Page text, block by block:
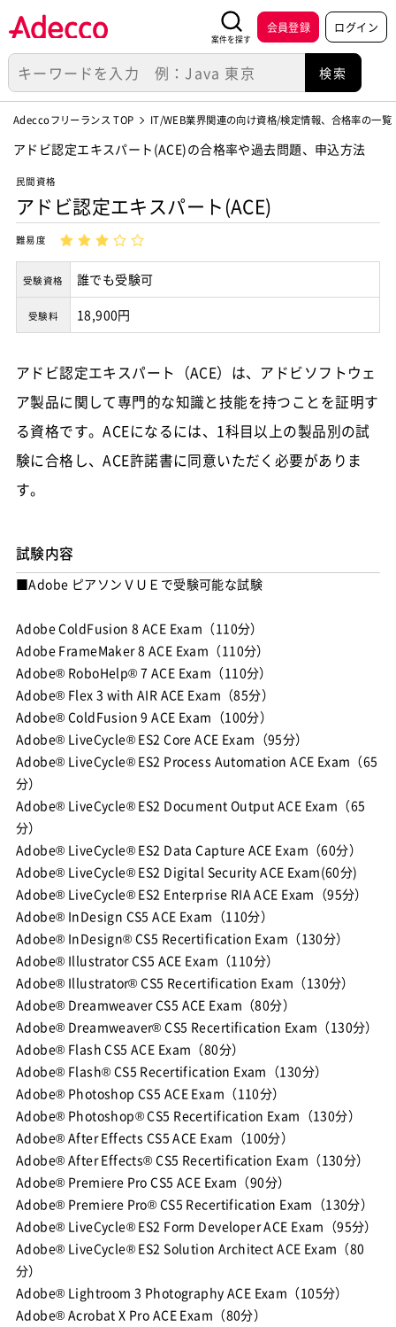
案件を探す
会員登録 ログイン
Adeccoフリーランス TOP IT/WEB業界関連の向け資格/検定情報、合格率の一覧
アドビ認定エキスパート(ACE)の合格率や過去問題、申込方法
民間資格
アドビ認定エキスパート(ACE)
難易度
受験資格 誰でも受験可
受験料 18,900円
アドビ認定エキスパート（ACE）は、アドビソフトウェ
ア製品に関して専門的な知識と技能を持つことを証明す
る資格です。ACEになるには、1科目以上の製品別の試
験に合格し、ACE許諾書に同意いただく必要がありま
す。
試験内容
■Adobe ピアソンＶＵＥで受験可能な試験
Adobe ColdFusion 8 ACE Exam（110分）
Adobe FrameMaker 8 ACE Exam（110分）
Adobe® RoboHelp® 7 ACE Exam（110分）
Adobe® Flex 3 with AIR ACE Exam（85分）
Adobe® ColdFusion 9 ACE Exam（100分）
Adobe® LiveCycle® ES2 Core ACE Exam（95分）
Adobe® LiveCycle® ES2 Process Automation ACE Exam（65
分）
Adobe® LiveCycle® ES2 Document Output ACE Exam（65
分）
Adobe® LiveCycle® ES2 Data Capture ACE Exam（60分）
Adobe® LiveCycle® ES2 Digital Security ACE Exam(60分)
Adobe® LiveCycle® ES2 Enterprise RIA ACE Exam（95分）
Adobe® InDesign CS5 ACE Exam（110分）
Adobe® InDesign® CS5 Recertification Exam（130分）
Adobe® Illustrator CS5 ACE Exam（110分）
Adobe® Illustrator® CS5 Recertification Exam（130分）
Adobe® Dreamweaver CS5 ACE Exam（80分）
Adobe® Dreamweaver® CS5 Recertification Exam（130分）
Adobe® Flash CS5 ACE Exam（80分）
Adobe® Flash® CS5 Recertification Exam（130分）
Adobe® Photoshop CS5 ACE Exam（110分）
Adobe® Photoshop® CS5 Recertification Exam（130分）
Adobe® After Effects CS5 ACE Exam（100分）
Adobe® After Effects® CS5 Recertification Exam（130分）
Adobe® Premiere Pro CS5 ACE Exam（90分）
Adobe® Premiere Pro® CS5 Recertification Exam（130分）
Adobe® LiveCycle® ES2 Form Developer ACE Exam（95分）
Adobe® LiveCycle® ES2 Solution Architect ACE Exam（80
分）
Adobe® Lightroom 3 Photography ACE Exam（105分）
Adobe® Acrobat X Pro ACE Exam（80分）